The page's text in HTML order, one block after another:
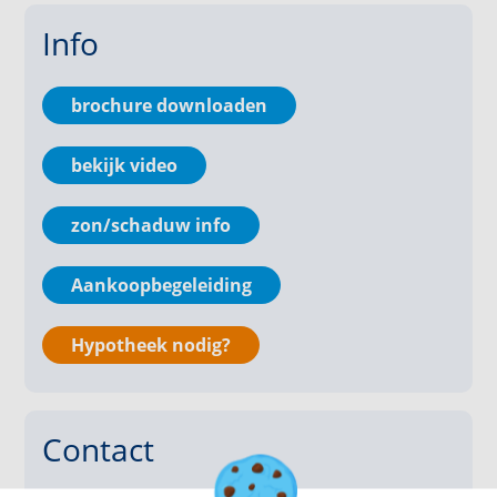
zuidwesten en biedt volop ruimte voor een terras of
groenvoorziening. Achterin de tuin bevindt zich de
stenen garage, voorzien van elektra, en een handige
achterom.
Bijzonderheden
loopafstand
- Royale achtertuin
- Vrijstaand stenen garage
- Energielabel C
dient rekening te houden met opknap- en
modernisering werkzaamheden.
Info
brochure downloaden
bekijk video
zon/schaduw info
Aankoopbegeleiding
Hypotheek nodig?
Contact